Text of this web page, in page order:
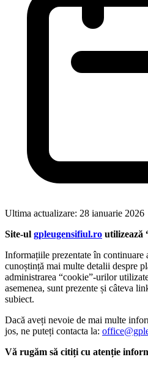
Ultima actualizare: 28 ianuarie 2026
Site-ul gpleugensifiul.ro utilizează
Informațiile prezentate în continuare
cunoștință mai multe detalii despre
administrarea “cookie”-urilor
asemenea, sunt prezente și câteva
subiect.
Dacă aveți nevoie de mai multe
jos, ne puteți contacta la:
Vă rugăm să citiți cu atenție